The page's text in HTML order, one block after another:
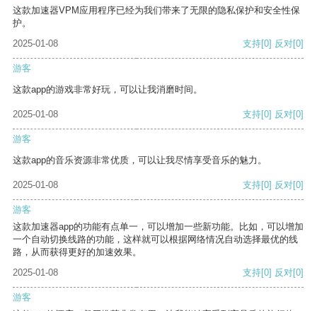
这款加速器VPM应用程序已经为我们带来了无限的隐私保护和安全性保
护。
2025-01-08
支持[0] 反对[0]
游客
这款app的游戏非常好玩，可以让我消磨时间。
2025-01-08 支持[0] 反对[0]
游客
这款app的音乐资源非常优质，可以让我尽情享受音乐的魅力。
2025-01-08 支持[0] 反对[0]
游客
这款加速器app的功能有点单一，可以增加一些新功能。比如，可以增加
一个自动切换线路的功能，这样就可以根据网络情况自动选择最优的线
路，从而获得更好的加速效果。
2025-01-08
支持[0] 反对[0]
游客